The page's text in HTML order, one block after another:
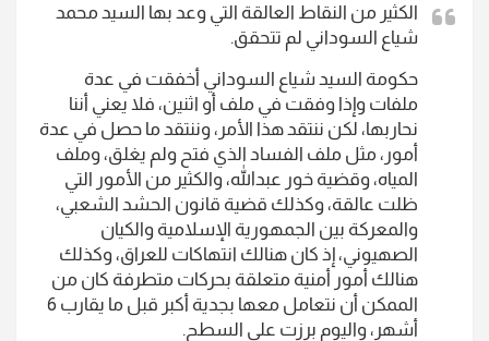
الكثير من النقاط العالقة التي وعد بها السيد محمد
شياع السوداني لم تتحقق.
حكومة السيد شياع السوداني أخفقت في عدة
ملفات وإذا وفقت في ملف أو اثنين، فلا يعني أننا
نحاربها، لكن ننتقد هذا الأمر، وننتقد ما حصل في عدة
أمور، مثل ملف الفساد الذي فتح ولم يغلق، وملف
المياه، وقضية خور عبدالله، والكثير من الأمور التي
ظلت عالقة، وكذلك قضية قانون الحشد الشعبي،
والمعركة بين الجمهورية الإسلامية والكيان
الصهيوني، إذ كان هنالك انتهاكات للعراق، وكذلك
هنالك أمور أمنية متعلقة بحركات متطرفة كان من
الممكن أن نتعامل معها بجدية أكبر قبل ما يقارب 6
أشهر، واليوم برزت على السطح.